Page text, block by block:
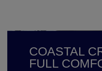
COASTAL
FULL